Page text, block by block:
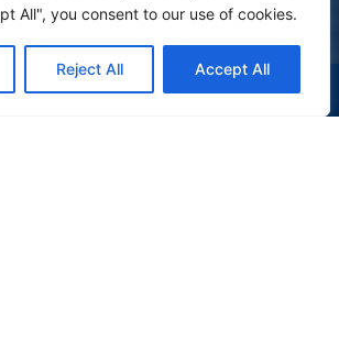
All", you consent to our use of cookies.
Reject All Accept All
7630